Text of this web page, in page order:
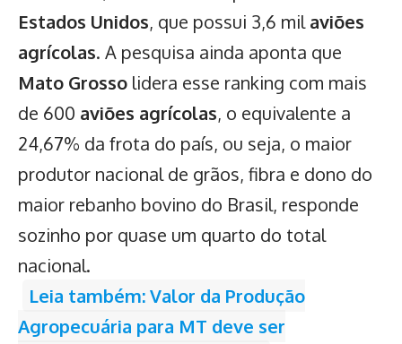
Estados Unidos, que possui 3,6 milaviões
agrícolas. A pesquisa ainda aponta que
Mato Grosso lidera esse ranking com mais
de 600 aviões agrícolas, o equivalente a
24,67% da frota do país, ou seja, o maior
produtor nacional de grãos, fibra e dono do
maior rebanho bovino do Brasil, responde
sozinho por quase um quarto do total
nacional.
Leia também: Valor da Produção
Agropecuária para MT deve ser